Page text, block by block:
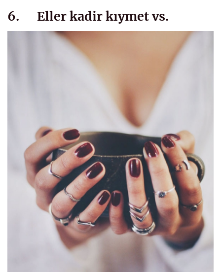
6. Eller kadir kıymet vs.